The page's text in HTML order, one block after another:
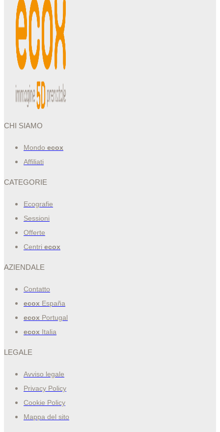
CHI SIAMO
Mondo ecox
Affiliati
CATEGORIE
Ecografie
Sessioni
Offerte
Centri ecox
AZIENDALE
Contatto
ecox España
ecox Portugal
ecox Italia
LEGALE
Avviso legale
Privacy Policy
Cookie Policy
Mappa del sito